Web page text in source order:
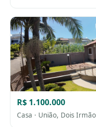
R$ 1.100.000
Casa · União, Dois